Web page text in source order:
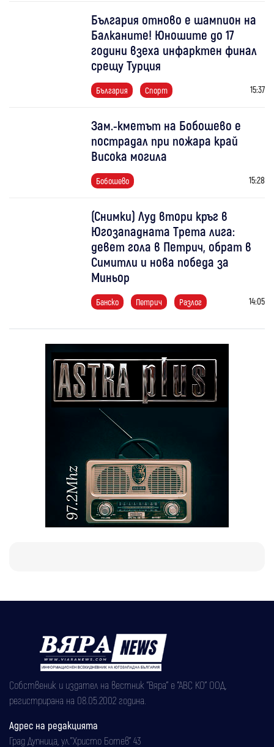
България отново е шампион на
Балканите! Юношите до 17
години взеха инфарктен финал
срещу Турция
България Спорт 15:37
Зам.-кметът на Бобошево е
пострадал при пожара край
Висока могила
Бобошево 15:28
(Снимки) Луд втори кръг в
Югозападната Трета лига:
девет гола в Петрич, обрат в
Симитли и нова победа за
Миньор
Банско Петрич Разлог 14:05
Собственик и издател на вестник "Вяра" е "АВС КО" ООД,
регистрирана на 08.05.2002 година.
Адрес на редакцията
Град Дупница, ул.''Христо Ботев" 43